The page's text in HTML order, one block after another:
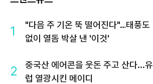
1
"다음 주 기온 뚝 떨어진다"…태풍도
없이 열돔 박살 낸 '이것'
2
중국산 에어콘을 웃돈 주고 산다...유
럽 열광시킨 메이디